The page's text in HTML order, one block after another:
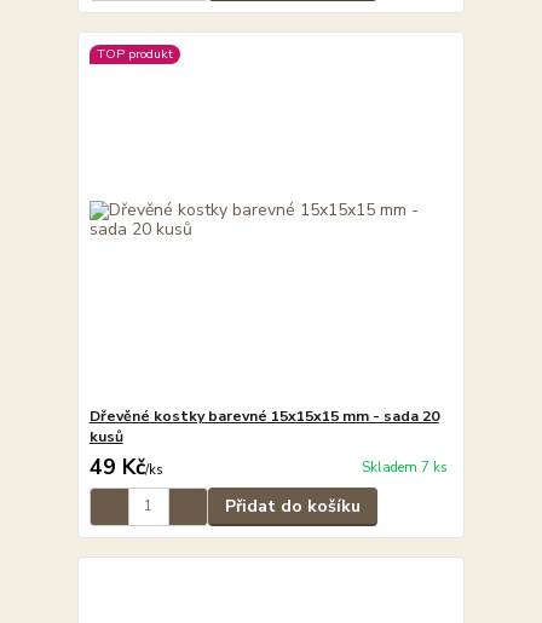
TOP produkt
Dřevěné kostky barevné 15x15x15 mm - sada 20
kusů
49 Kč/ks Skladem 7 ks
Přidat do košíku